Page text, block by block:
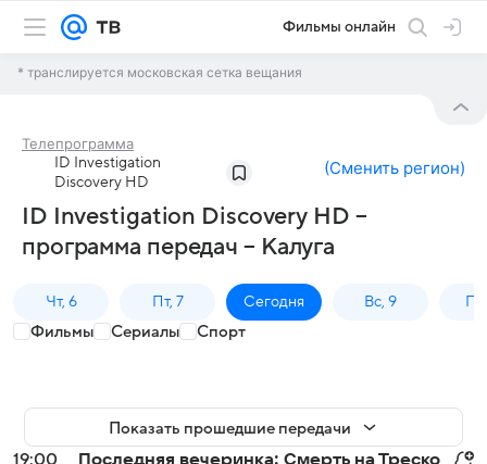
Фильмы онлайн
* транслируется московская сетка вещания
Телепрограмма
ID Investigation
Discovery HD
(Сменить регион)
ID Investigation Discovery HD –
программа передач – Калуга
Чт, 6 Пт, 7 Сегодня Вс, 9
Фильмы Сериалы Спорт
Показать прошедшие передачи
19:00
Последняя вечеринка: Смерть на Треско